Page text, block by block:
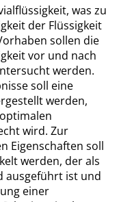
was zu
der Flüssigkeit
sollen die
vor und nach
werden.
soll eine
werden,
wird. Zur
Eigenschaften soll
werden, der als
ausgeführt ist und
einer